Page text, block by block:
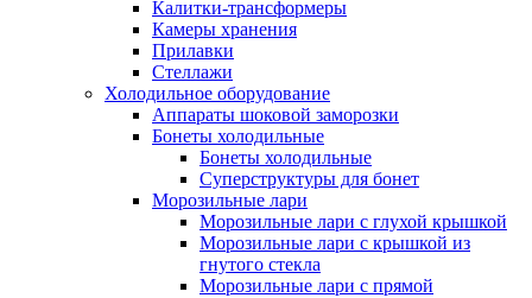
Калитки-трансформеры
Камеры хранения
Прилавки
Стеллажи
Холодильное оборудование
Аппараты шоковой заморозки
Бонеты холодильные
Бонеты холодильные
Суперструктуры для бонет
Морозильные лари
Морозильные лари с глухой крышкой
Морозильные лари с крышкой из
гнутого стекла
Морозильные лари с прямой